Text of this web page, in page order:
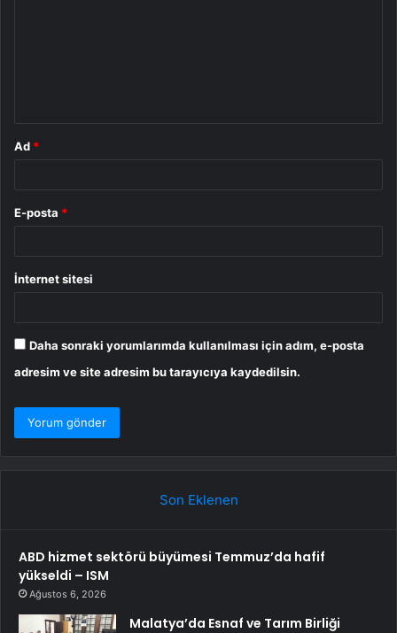
Ad *
E-posta *
İnternet sitesi
Daha sonraki yorumlarımda kullanılması için adım, e-posta
adresim ve site adresim bu tarayıcıya kaydedilsin.
Son Eklenen
ABD hizmet sektörü büyümesi Temmuz’da hafif
yükseldi – ISM
Ağustos 6, 2026
Malatya’da Esnaf ve Tarım Birliği